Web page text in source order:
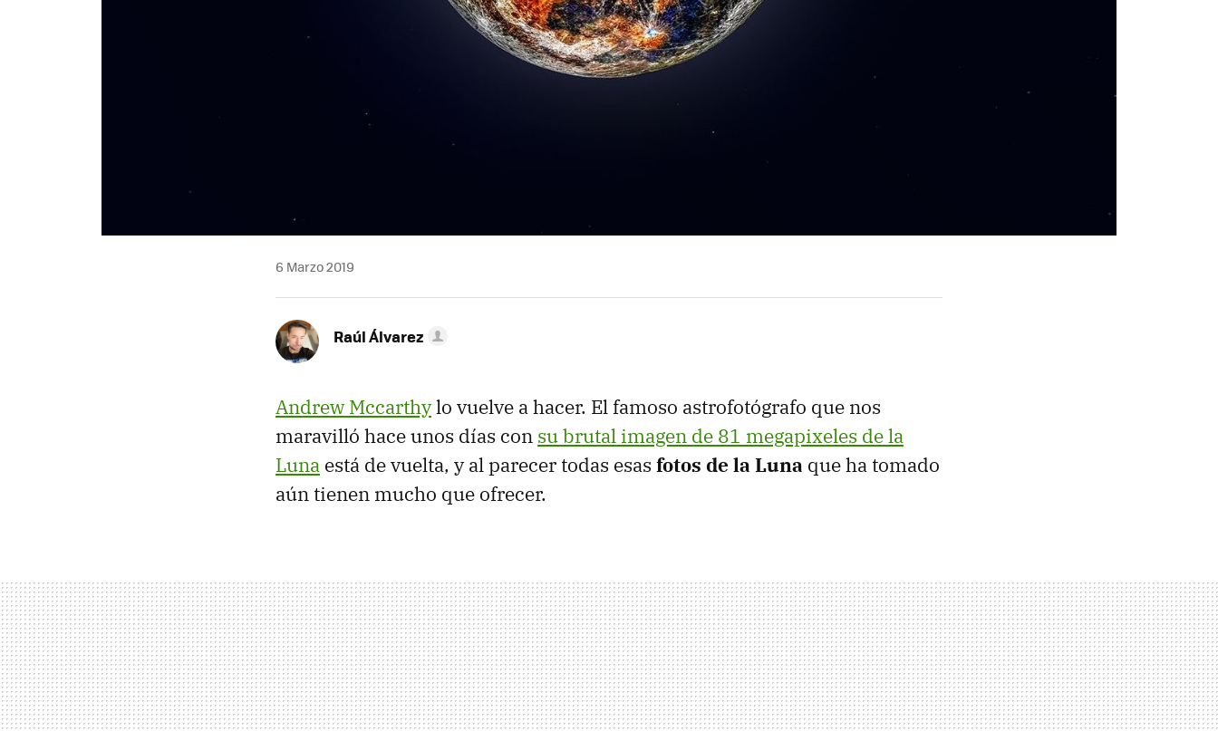
6 Marzo 2019
Raúl Álvarez
Andrew Mccarthylo vuelve a hacer. El famoso astrofotógrafo que nos
maravilló hace unos días con su brutal imagen de 81 megapixeles de la
Luna está de vuelta, y al parecer todas esas fotos de la Luna que ha tomado
aún tienen mucho que ofrecer.